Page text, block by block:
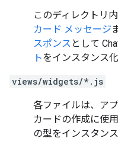
このディレクトリ
カード メッセージ
スポンス として
トをインスタンス化
views/widgets/*.js
各ファイルは、ア
カードの作成に使
の型をインスタンス